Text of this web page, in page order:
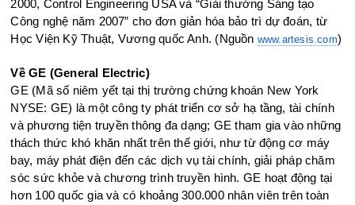
2000, Control Engineering USA và “Giải thưởng Sáng tạo
Công nghệ năm 2007” cho đơn giản hóa bảo trì dự đoán, từ
Học Viện Kỹ Thuật, Vương quốc Anh. (Nguồn www.artesis.com)
Về GE (General Electric)
GE (Mã số niêm yết tại thị trường chứng khoán New York
NYSE: GE) là một công ty phát triển cơ sở hạ tầng, tài chính
và phương tiện truyền thông đa dạng; GE tham gia vào những
thách thức khó khăn nhất trên thế giới, như từ động cơ máy
bay, máy phát điện đến các dịch vụ tài chính, giải pháp chăm
sóc sức khỏe và chương trình truyền hình. GE hoạt động tại
hơn 100 quốc gia và có khoảng 300.000 nhân viên trên toàn